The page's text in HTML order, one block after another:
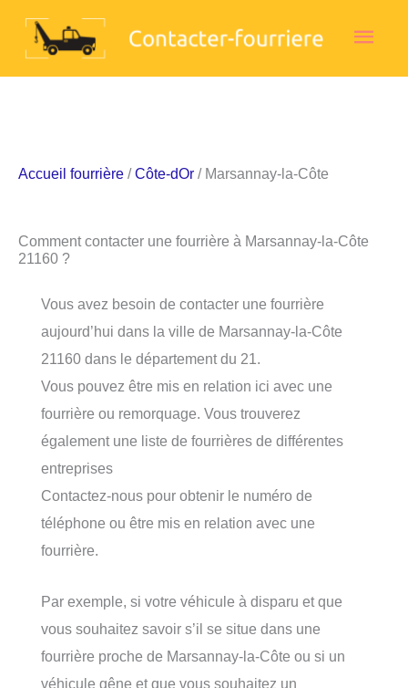
Accueil fourrière /Côte-dOr / Marsannay-la-Côte
Comment contacter une fourrière à Marsannay-la-Côte
21160 ?
Vous avez besoin de contacter une fourrière
aujourd’hui dans la ville de Marsannay-la-Côte
21160 dans le département du 21.
Vous pouvez être mis en relation ici avec une
fourrière ou remorquage. Vous trouverez
également une liste de fourrières de différentes
entreprises
Contactez-nous pour obtenir le numéro de
téléphone ou être mis en relation avec une
fourrière.
Par exemple, si votre véhicule à disparu et que
vous souhaitez savoir s’il se situe dans une
fourrière proche de Marsannay-la-Côte ou si un
véhicule gêne et que vous souhaitez un